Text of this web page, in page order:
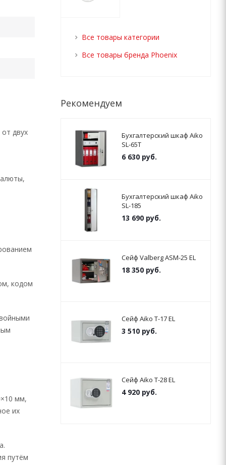
двух
кодом
мм,
их
путём
Все товары категории
Все товары бренда Phoenix
Рекомендуем
Бухгалтерский шкаф Aiko
SL-65Т
6 630руб.
Бухгалтерский шкаф Aiko
SL-185
13 690руб.
Сейф Valberg ASM-25 EL
18 350руб.
Сейф Aiko T-17 EL
3 510руб.
Сейф Aiko T-28 EL
4 920руб.